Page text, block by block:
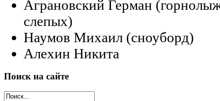
Аграновский Герман
слепых)
Наумов Михаил (сноуборд)
Алехин Никита
Поиск на сайте